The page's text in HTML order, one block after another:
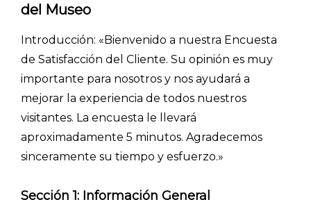
- Marketing y encuestas
del Museo
Introducción: «Bienvenido a nuestra Encuesta
de Satisfacción del Cliente. Su opinión es muy
importante para nosotros y nos ayudará a
mejorar la experiencia de todos nuestros
visitantes. La encuesta le llevará
aproximadamente 5 minutos. Agradecemos
sinceramente su tiempo y esfuerzo.»
Sección 1: Información General